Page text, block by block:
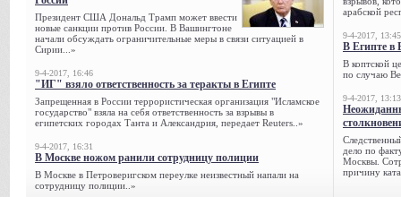
Президент США Дональд Трамп может ввести
новые санкции против России. В Вашингтоне
начали обсуждать ограничительные меры в связи ситуацией в
Сирии...»
9-4-2017, 16:46
"ИГ" взяло ответственность за теракты в Египте
Запрещенная в России террористическая организация "Исламское
государство" взяла на себя ответственность за взрывы в
египетских городах Танта и Александрия, передает Reuters..»
9-4-2017, 16:31
В Москве ножом ранили сотрудницу полиции
В Москве в Петроверигском переулке неизвестный напали на
сотрудницу полиции..»
арабской
9-4-2017, 13:45
В Египте в
В коптской
по случаю
9-4-2017, 13:13
дело по
Москвы.
причину